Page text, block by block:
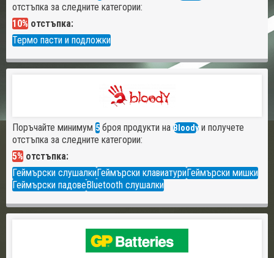
отстъпка за следните категории:
10% отстъпка:
Термо пасти и подложки
Поръчайте минимум 5 броя продукти на Bloody и получете
отстъпка за следните категории:
5% отстъпка:
Геймърски слушалкиГеймърски клавиатуриГеймърски мишки
Геймърски падовеBluetooth слушалки